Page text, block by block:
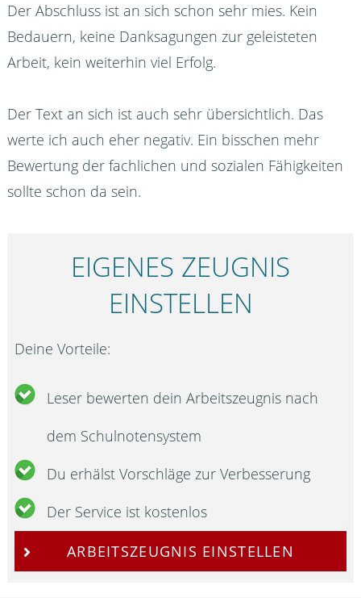
Der Abschluss ist an sich schon sehr mies. Kein
Bedauern, keine Danksagungen zur geleisteten
Arbeit, kein weiterhin viel Erfolg.
Der Text an sich ist auch sehr übersichtlich. Das
werte ich auch eher negativ. Ein bisschen mehr
Bewertung der fachlichen und sozialen Fähigkeiten
sollte schon da sein.
EIGENES ZEUGNIS
EINSTELLEN
Deine Vorteile:
Leser bewerten dein Arbeitszeugnis nach
dem Schulnotensystem
Du erhälst Vorschläge zur Verbesserung
Der Service ist kostenlos
ARBEITSZEUGNIS EINSTELLEN